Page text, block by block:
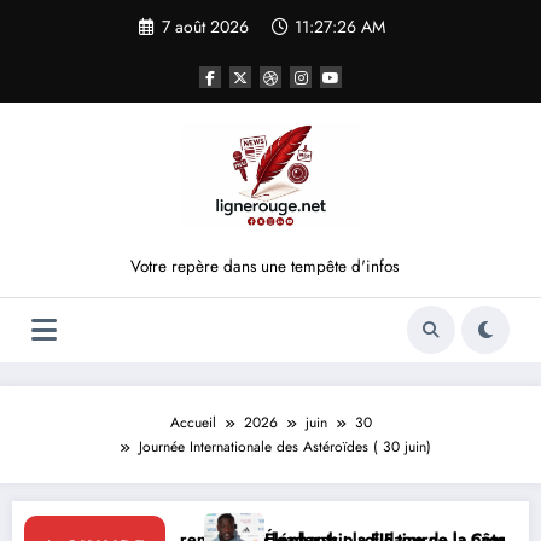
7 août 2026 11:27:26 AM
Votre repère dans une tempête d'infos
Accueil 2026 juin
30
Journée Internationale des Astéroïdes ( 30 juin)